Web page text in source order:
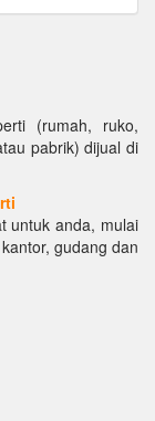
(rumah, ruko,
pabrik) dijual di
untuk anda, mulai
gudang dan